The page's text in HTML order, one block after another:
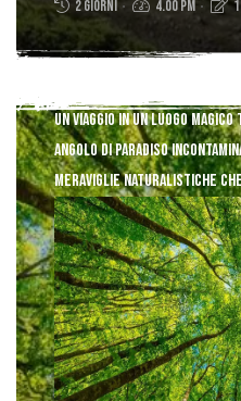
partenza.. scopri di più!
2 giorni 4.00 PM
Walk in the Sea River
Un viaggio in un luogo
angolo di paradiso
meraviglie naturalistiche
chiunque giunga lì.